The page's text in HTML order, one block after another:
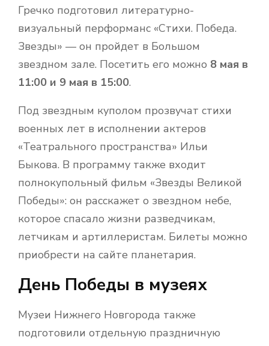
Гречко подготовил литературно-
визуальный перформанс «Стихи. Победа.
Звезды» — он пройдет в Большом
звездном зале. Посетить его можно 8 мая в
11:00 и 9 мая в 15:00.
Под звездным куполом прозвучат стихи
военных лет в исполнении актеров
«Театрального пространства» Ильи
Быкова. В программу также входит
полнокупольный фильм «Звезды Великой
Победы»: он расскажет о звездном небе,
которое спасало жизни разведчикам,
летчикам и артиллеристам. Билеты можно
приобрести на сайте планетария.
День Победы в музеях
Музеи Нижнего Новгорода также
подготовили отдельную праздничную